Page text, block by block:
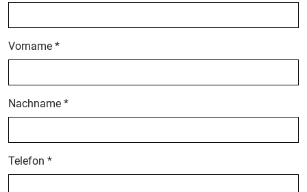
Vorname *
Nachname *
Telefon *